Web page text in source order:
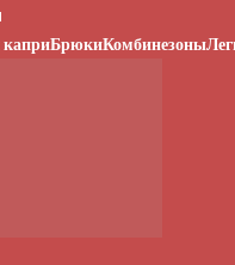
БрюкиКомбинезоны